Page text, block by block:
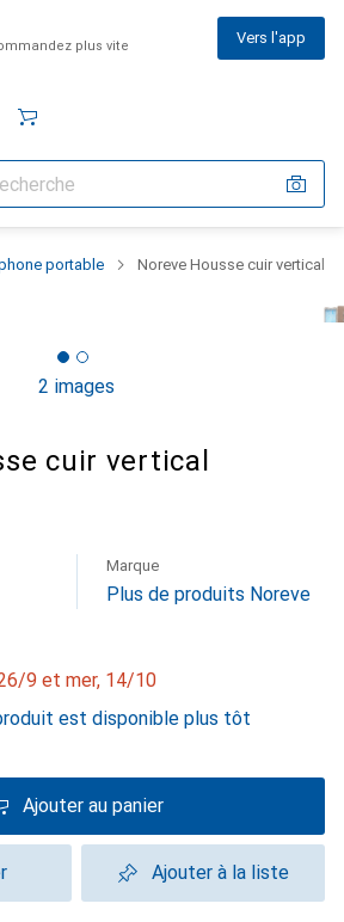
plus vite Vers l'app
portable Noreve Housse cuir vertical
2 images
cuir vertical
Marque
Plus de produits Noreve
9 et mer, 14/10
est disponible plus tôt
Ajouter au panier
Ajouter à la liste